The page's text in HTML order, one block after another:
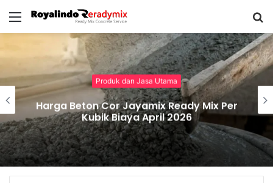
Menu
Produk dan Jasa Utama
Harga Beton Cor Jayamix Ready Mix Per
Kubik Biaya April 2026